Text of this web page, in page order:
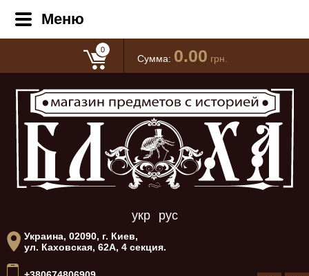
0
Сумма: 0.00 грн.
укр рус
Украина, 02090, г. Киев,
ул. Каховская, 62А, 4 секция.
Меню